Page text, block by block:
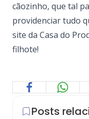
cãozinho, que tal
providenciar tudo
site da Casa do
filhote!
Posts